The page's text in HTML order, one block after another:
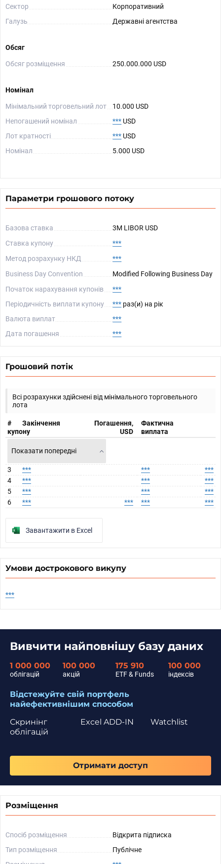
Сектор
Корпоративний
Галузь
Державні агентства
Обсяг
Обсяг розміщення 250.000.000 USD
Номінал
Мінімальний торговельний лот
10.000 USD
Непогашений номінал
*** USD
Лот кратності
*** USD
Номінал
5.000 USD
Параметри грошового потоку
Базова ставка
3M LIBOR USD
Ставка купону
***
Метод розрахунку НКД
***
Business Day Convention
Modified Following Business Day
Початок нарахування купонів
***
Періодичність виплати купону
*** раз(и) на рік
Валюта виплат
***
Дата погашення
***
Грошовий потік
Всі розрахунки здійснені від мінімального торговельного
лота
#
Закінчення
купону
Погашення,
USD
Фактична
виплата
Показати попередні
3 *** ***
***
4
*** ***
***
5
*** ***
***
6
*** *** *** ***
Завантажити в Excel
Умови дострокового викупу
***
Вивчити найповнішу базу даних
1 000 000
облігацій
100 000
акцій
175 910
ETF & Funds
100 000
індексів
Відстежуйте свій портфель
найефективнішим способом
Скринінг
облігацій
Watchlist
Excel ADD-IN
Отримати доступ
Розміщення
Спосіб розміщення
Відкрита підписка
Тип розміщення
Публічне